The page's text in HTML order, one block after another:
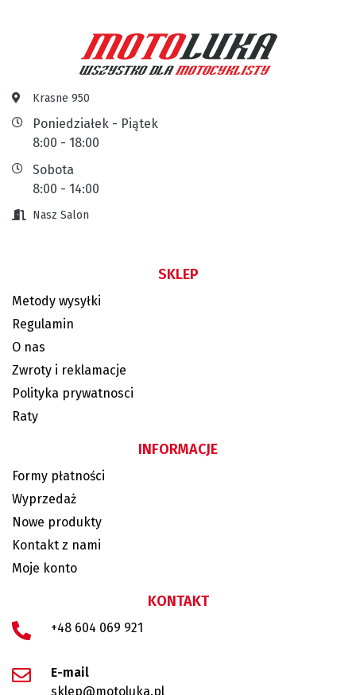
Krasne 950
Poniedziałek - Piątek
8:00 - 18:00
Sobota
8:00 - 14:00
Nasz Salon
SKLEP
Metody wysyłki
Regulamin
O nas
Zwroty i reklamacje
Polityka prywatnosci
Raty
INFORMACJE
Formy płatności
Wyprzedaż
Nowe produkty
Kontakt z nami
Moje konto
KONTAKT
+48 604 069 921
E-mail
sklep@motoluka.pl